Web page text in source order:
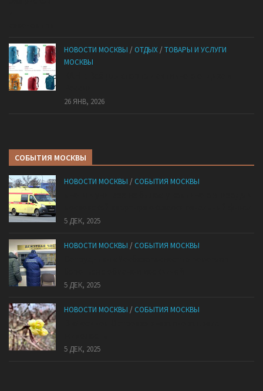
НОВОСТИ МОСКВЫ / ОТДЫХ /ТОВАРЫ И УСЛУГИ
МОСКВЫ
26 ЯНВ, 2026
СОБЫТИЯ МОСКВЫ
НОВОСТИ МОСКВЫ / СОБЫТИЯ МОСКВЫ
5 ДЕК, 2025
НОВОСТИ МОСКВЫ / СОБЫТИЯ МОСКВЫ
5 ДЕК, 2025
НОВОСТИ МОСКВЫ / СОБЫТИЯ МОСКВЫ
5 ДЕК, 2025